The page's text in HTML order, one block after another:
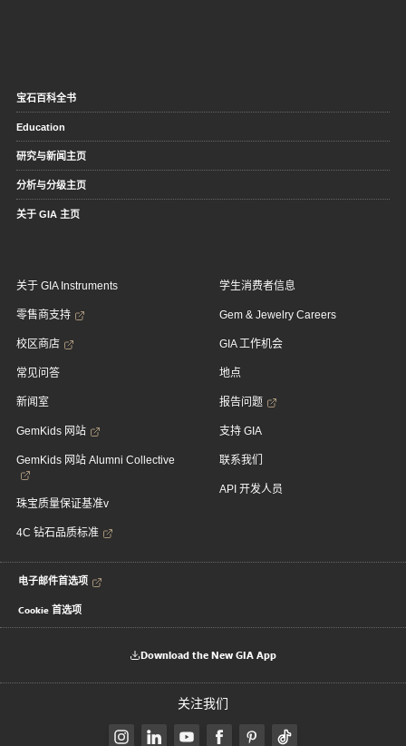
宝石百科全书
Education
研究与新闻主页
分析与分级主页
关于 GIA 主页
关于 GIA Instruments
零售商支持
校区商店
常见问答
新闻室
GemKids 网站
GemKids 网站 Alumni Collective
珠宝质量保证基准v
4C 钻石品质标准
学生消费者信息
Gem & Jewelry Careers
GIA 工作机会
地点
报告问题
支持 GIA
联系我们
API 开发人员
电子邮件首选项
Cookie 首选项
Download the New GIA App
关注我们